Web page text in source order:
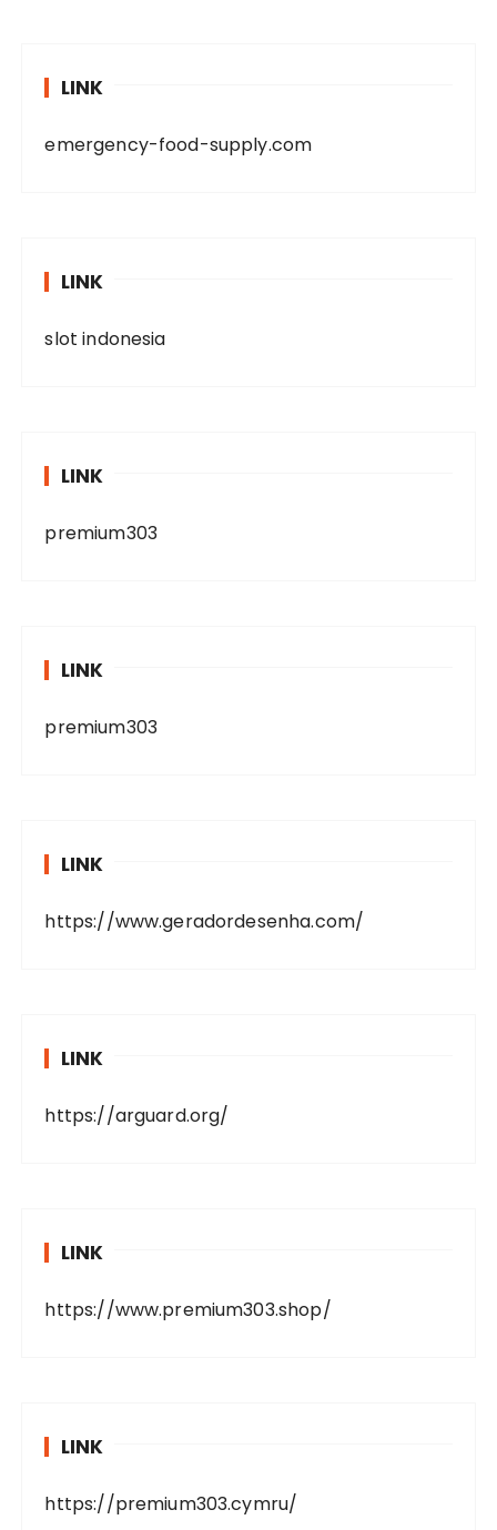
LINK
emergency-food-supply.com
LINK
slot indonesia
LINK
premium303
LINK
premium303
LINK
https://www.geradordesenha.com/
LINK
https://arguard.org/
LINK
https://www.premium303.shop/
LINK
https://premium303.cymru/